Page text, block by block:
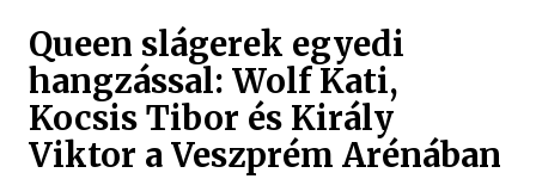
Queen slágerek egyedi
hangzással: Wolf Kati,
Kocsis Tibor és Király
Viktor a Veszprém Arénában